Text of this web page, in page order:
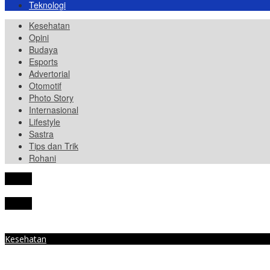
Teknologi
Kesehatan
Opini
Budaya
Esports
Advertorial
Otomotif
Photo Story
Internasional
Lifestyle
Sastra
Tips dan Trik
Rohani
Kesehatan